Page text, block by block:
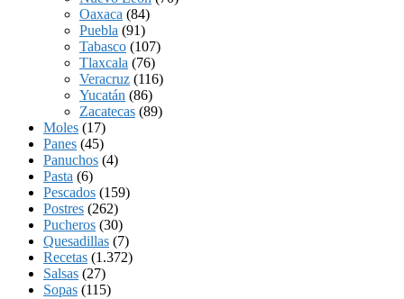
Oaxaca (84)
Puebla (91)
Tabasco (107)
Tlaxcala (76)
Veracruz (116)
Yucatán (86)
Zacatecas (89)
Moles (17)
Panes (45)
Panuchos (4)
Pasta (6)
Pescados (159)
Postres (262)
Pucheros (30)
Quesadillas (7)
Recetas (1.372)
Salsas (27)
Sopas (115)